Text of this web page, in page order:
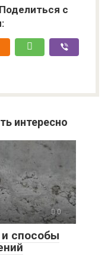
с
интересно
0
способы